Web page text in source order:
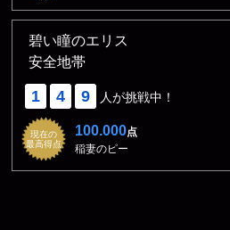
碧い瞳のエリス
安全地帯
1 4 9 人が挑戦中！
現在の
最高得点
100.000点
稲妻のピー